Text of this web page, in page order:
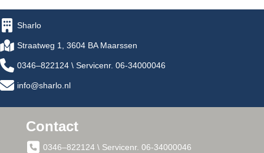
Sharlo
Straatweg 1, 3604 BA Maarssen
0346–822124 \ Servicenr. 06-34000046
info@sharlo.nl
Contact
0346–822124 \ Servicenr. 06-34000046